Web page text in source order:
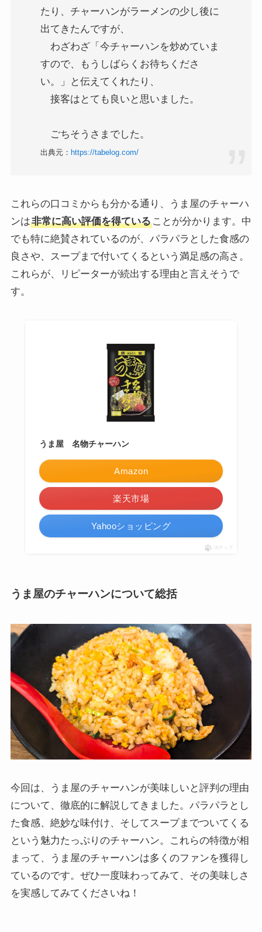
たり、チャーハンがラーメンの少し後に
出てきたんですが、
わざわざ「今チャーハンを炒めていま
すので、もうしばらくお待ちくださ
い。」と伝えてくれたり、
接客はとても良いと思いました。
ごちそうさまでした。
出典元： https://tabelog.com/
これらの口コミからも分かる通り、うま屋のチャーハ
ンは非常に高い評価を得ていることが分かります。中
でも特に絶賛されているのが、パラパラとした食感の
良さや、スープまで付いてくるという満足感の高さ。
これらが、リピーターが続出する理由と言えそうで
す。
うま屋 名物チャーハン
Amazon
楽天市場
Yahooショッピング
ポチップ
うま屋のチャーハンについて総括
今回は、うま屋のチャーハンが美味しいと評判の理由
について、徹底的に解説してきました。パラパラとし
た食感、絶妙な味付け、そしてスープまでついてくる
という魅力たっぷりのチャーハン。これらの特徴が相
まって、うま屋のチャーハンは多くのファンを獲得し
ているのです。ぜひ一度味わってみて、その美味しさ
を実感してみてくださいね！